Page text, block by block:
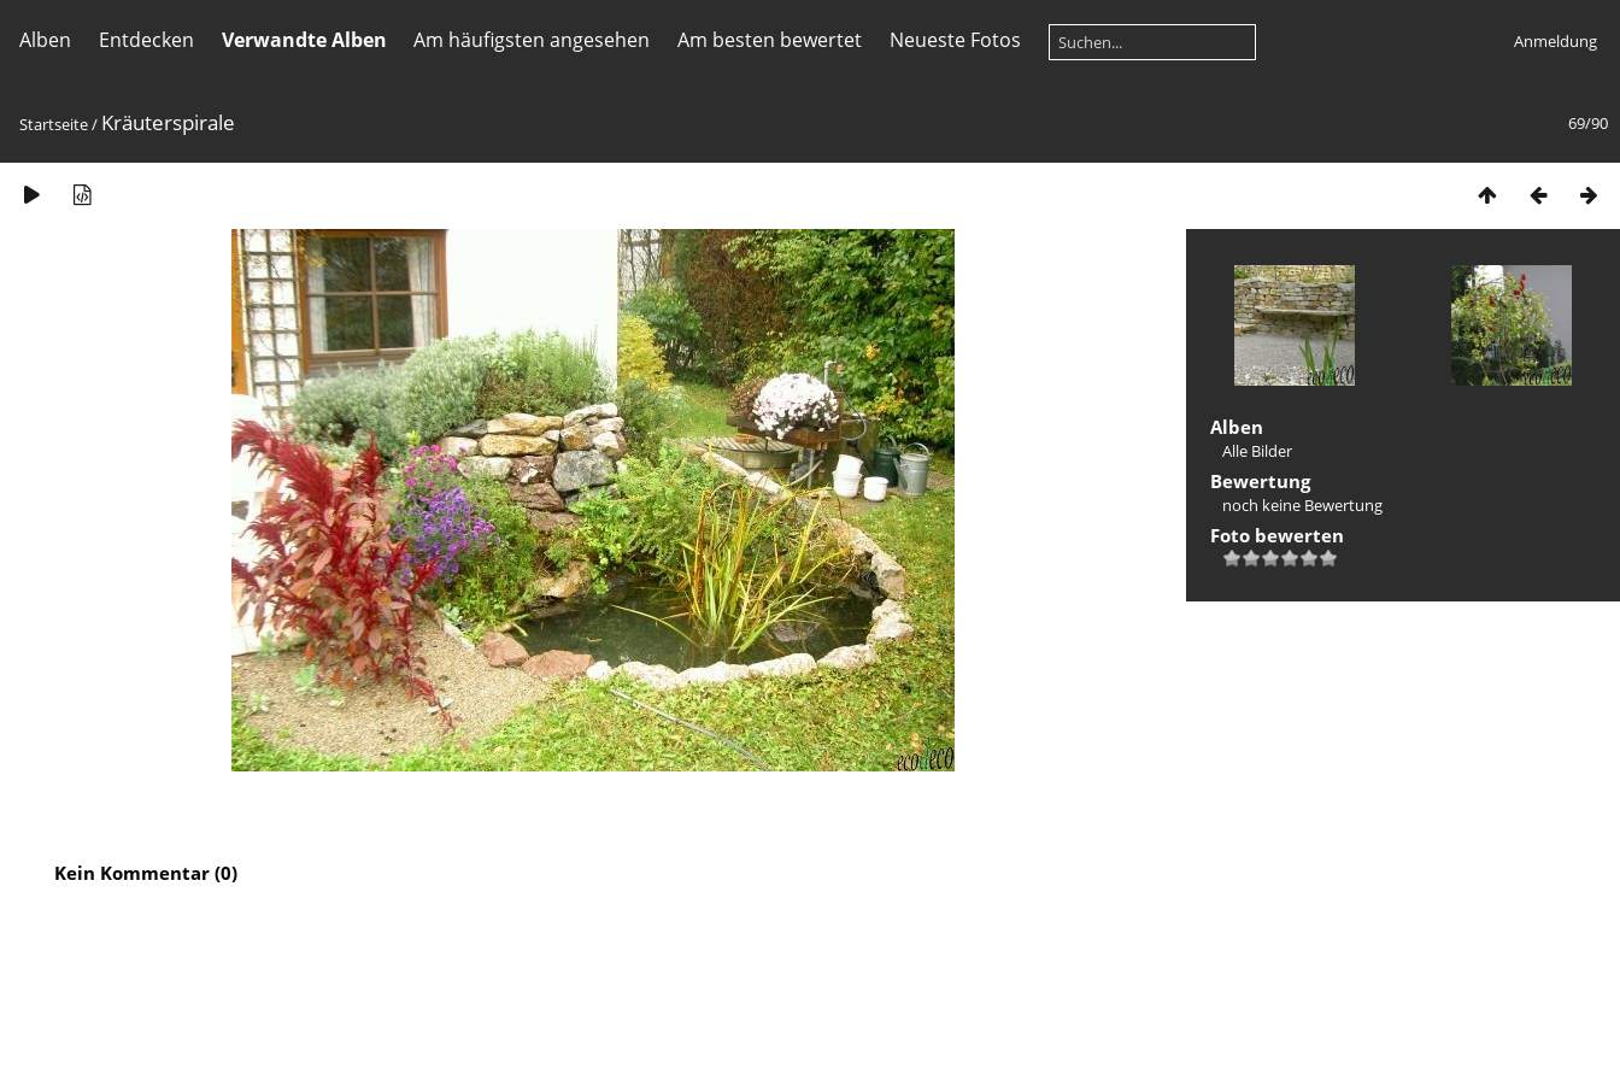
Alben Entdecken Verwandte Alben Am häufigsten angesehen Am besten bewertet Neueste Fotos Anmeldung
69/90
Startseite/ Kräuterspirale
Alben
Alle Bilder
Bewertung
noch keine Bewertung
Foto bewerten
Kein Kommentar (0)